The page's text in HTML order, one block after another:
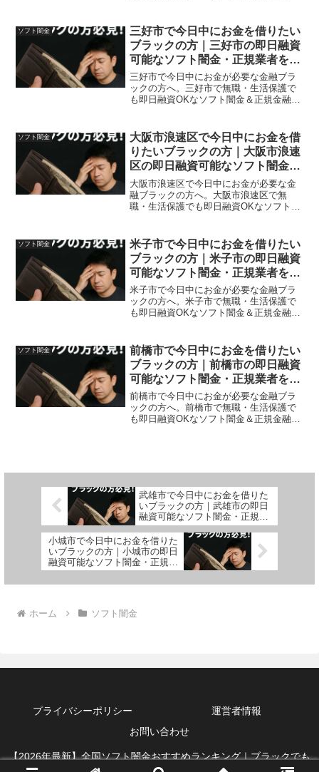
ソフト闇金
三好市で今日中にお金を借りたい
ブラックの方｜三好市の即日融資
可能なソフト闇金・正規業者を紹
介！
三好市で今日中にお金が必要な金融ブラ
ックの方へ。三好市で無職・生活保護で
も即日融資OKなソフト闇金＆正規金融を
ソフト闇金
大阪市浪速区で今日中にお金を借
りたいブラックの方｜大阪市浪速
区の即日融資可能なソフト闇金・
正規業者を紹介！
大阪市浪速区で今日中にお金が必要な金
融ブラックの方へ。大阪市浪速区で無
職・生活保護でも即日融資OKなソフト闇
ソフト闇金
米子市で今日中にお金を借りたい
ブラックの方｜米子市の即日融資
可能なソフト闇金・正規業者を紹
介！
米子市で今日中にお金が必要な金融ブラ
ックの方へ。米子市で無職・生活保護で
も即日融資OKなソフト闇金＆正規金融を
ソフト闇金
前橋市で今日中にお金を借りたい
ブラックの方｜前橋市の即日融資
可能なソフト闇金・正規業者を紹
介！
前橋市で今日中にお金が必要な金融ブラ
ックの方へ。前橋市で無職・生活保護で
も即日融資OKなソフト闇金＆正規金融を
武雄市で今日中にお金を借りた
いブラックの方｜武雄市の即日
融資可能なソフト闇金・正規業
者を紹介！
小城市で今日中にお金を借りた
いブラックの方｜小城市の即日
融資可能なソフト闇金・正規業
者を紹介！
ホーム ソフト闇金
プライバシーポリシー
運営者情報
お問い合わせ
【2026年最新】全国ソフト闇金おすすめランキング｜ブラックでも